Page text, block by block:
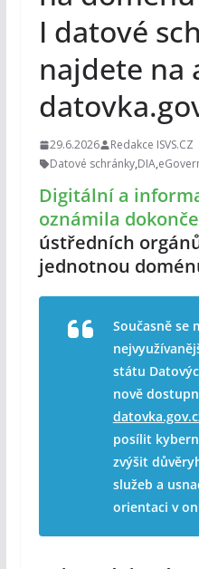
I datové
najdete na
29.6.2026
Redakce ISVS.CZ
Datové schránky,DIA,
Digitální a
oznámila
ústředních
jednotnou
Současně se
státu
nově
posílit
zvýšit
služeb a
orientaci v